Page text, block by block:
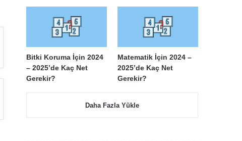
Bitki Koruma İçin 2024
– 2025’de Kaç Net
Gerekir?
Matematik İçin 2024 –
2025’de Kaç Net
Gerekir?
Daha Fazla Yükle